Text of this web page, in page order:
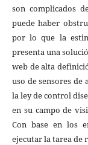
son complicados
puede haber
por lo que la
presenta una
web de alta
uso de sensores de
la ley de control
en su campo de
Con base en los
ejecutar la tarea de